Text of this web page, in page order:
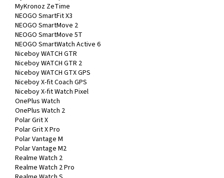
MyKronoz ZeTime
NEOGO SmartFit X3
NEOGO SmartMove 2
NEOGO SmartMove 5T
NEOGO SmartWatch Active 6
Niceboy WATCH GTR
Niceboy WATCH GTR 2
Niceboy WATCH GTX GPS
Niceboy X-fit Coach GPS
Niceboy X-fit Watch Pixel
OnePlus Watch
OnePlus Watch 2
Polar Grit X
Polar Grit X Pro
Polar Vantage M
Polar Vantage M2
Realme Watch 2
Realme Watch 2 Pro